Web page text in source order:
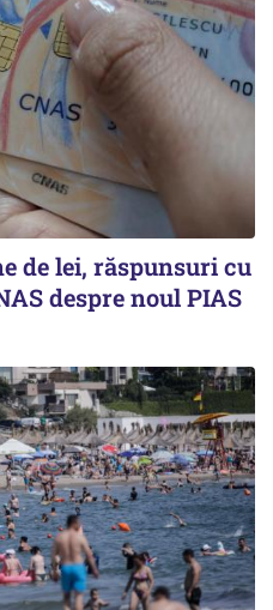
de lei, răspunsuri cu
despre noul PIAS